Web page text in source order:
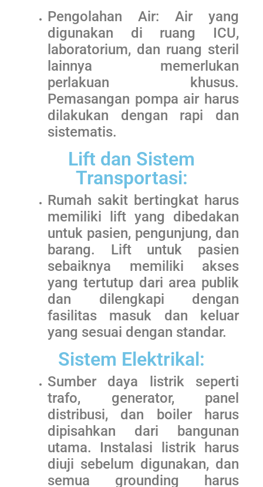
Pengolahan Air: Air yang
digunakan di ruang ICU,
laboratorium, dan ruang steril
lainnya memerlukan
perlakuan khusus.
Pemasangan pompa air harus
dilakukan dengan rapi dan
sistematis.
Lift dan Sistem
Transportasi:
Rumah sakit bertingkat harus
memiliki lift yang dibedakan
untuk pasien, pengunjung, dan
barang. Lift untuk pasien
sebaiknya memiliki akses
yang tertutup dari area publik
dan dilengkapi dengan
fasilitas masuk dan keluar
yang sesuai dengan standar.
Sistem Elektrikal:
Sumber daya listrik seperti
trafo, generator, panel
distribusi, dan boiler harus
dipisahkan dari bangunan
utama. Instalasi listrik harus
diuji sebelum digunakan, dan
semua grounding harus